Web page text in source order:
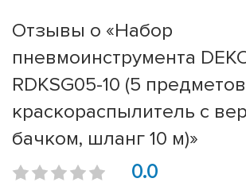
Отзывы о «Набор
пневмоинструмента
RDKSG05-10 (5 предметов
краскораспылитель с
бачком, шланг 10 м)»
0.0